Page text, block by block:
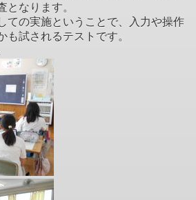
となります。
ての実施ということで、入力や操作
も試されるテストです。